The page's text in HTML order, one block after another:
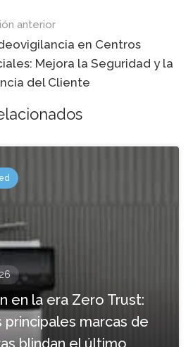
anterior
en Centros
Mejora la Seguridad y la
del Cliente
en la era Zero Trust:
principales marcas de
blindan el último